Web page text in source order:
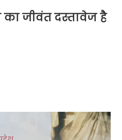
का जीवंत दस्तावेज है